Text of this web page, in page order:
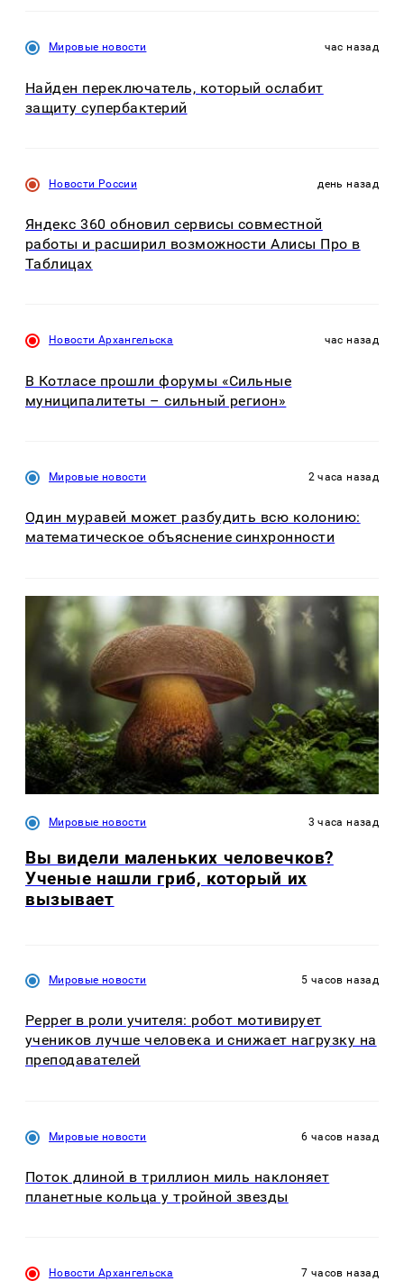
Мировые новости час назад
Найден переключатель, который ослабит
защиту супербактерий
Новости России день назад
Яндекс 360 обновил сервисы совместной
работы и расширил возможности Алисы Про в
Таблицах
Новости Архангельска час назад
В Котласе прошли форумы «Сильные
муниципалитеты – сильный регион»
Мировые новости 2 часа назад
Один муравей может разбудить всю колонию:
математическое объяснение синхронности
Мировые новости 3 часа назад
Вы видели маленьких человечков?
Ученые нашли гриб, который их
вызывает
Мировые новости 5 часов назад
Pepper в роли учителя: робот мотивирует
учеников лучше человека и снижает нагрузку на
преподавателей
Мировые новости 6 часов назад
Поток длиной в триллион миль наклоняет
планетные кольца у тройной звезды
Новости Архангельска 7 часов назад